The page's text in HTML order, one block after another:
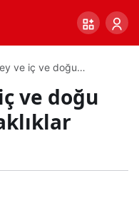
ve iç ve doğu
ve doğu
PAYLAŞ